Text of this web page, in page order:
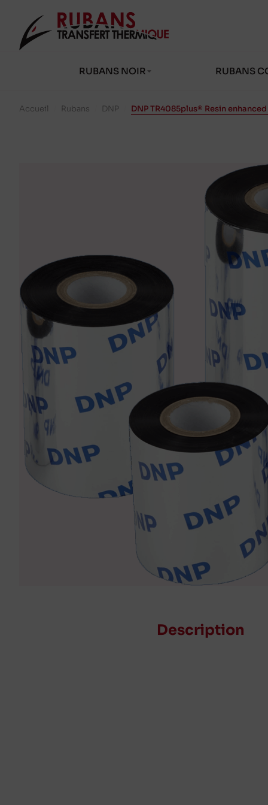
RUBANS NOIR RUBANS
Accueil Rubans DNP DNP TR4085plus® Resin
Description